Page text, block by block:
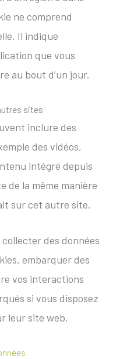
ne comprend
Il indique
que vous
au bout d’un jour.
sites
inclure des
des vidéos,
intégré depuis
de la même manière
sur cet autre site.
des données
embarquer des
vos interactions
si vous disposez
leur site web.